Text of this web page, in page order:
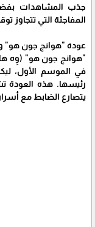
جذب المشاهدات
المفاجئة التي تتجاوز
عودة "هوانج جون هو"
"هوانج جون هو" (وِه ها
في الموسم الأول،
رئيسها. هذه العودة
يتصارع الضابط مع